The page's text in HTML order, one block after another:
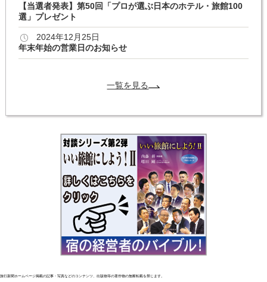
【当選者発表】第50回「プロが選ぶ日本のホテル・旅館100
選」プレゼント
2024年12月25日
年末年始の営業日のお知らせ
一覧を見る
旅行新聞ホームページ掲載の記事・写真などのコンテンツ、出版物等の著作物の無断転載を禁じます。